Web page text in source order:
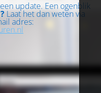
update. Een ogenblik
Laat het dan weten via
adres: